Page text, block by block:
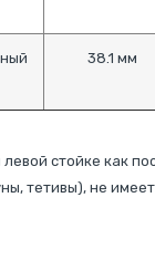
38.1 мм
стойке как
тетивы), не имеет